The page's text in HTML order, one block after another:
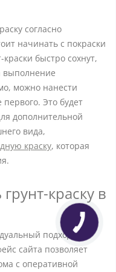
согласно
начинать с покраски
быстро сохнут,
выполнение
можно нанести
Это будет
дополнительной
вида,
краску, которая
краску в
подход к
сайта позволяет
с оперативной